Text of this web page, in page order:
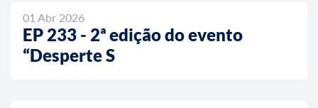
01 Abr 2026
EP 233 - 2ª edição do evento
“Desperte S